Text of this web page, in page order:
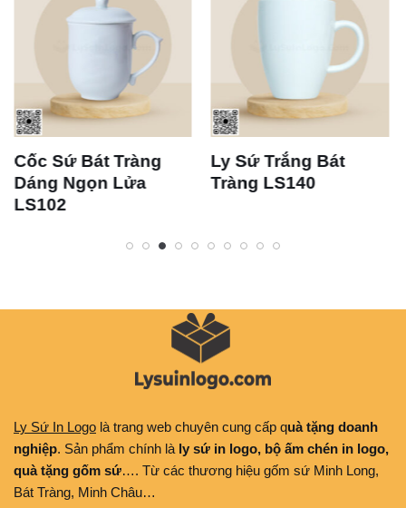
Cốc Sứ Bát Tràng
Dáng Ngọn Lửa
LS102
Ly Sứ Trắng Bát
Tràng LS140
Ly Sứ In Logo là trang web chuyên cung cấp quà tặng doanh
nghiệp. Sản phẩm chính là ly sứ in logo, bộ ấm chén in logo,
quà tặng gốm sứ…. Từ các thương hiệu gốm sứ Minh Long,
Bát Tràng, Minh Châu…